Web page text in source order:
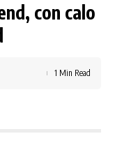
con calo
1 Min Read